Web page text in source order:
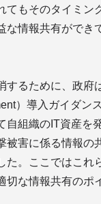
てもそのタイミン
な情報共有ができ
するために、政府
）導入ガイダン
自組織のIT資産を
被害に係る情報の
た。ここではこれ
切な情報共有のポ